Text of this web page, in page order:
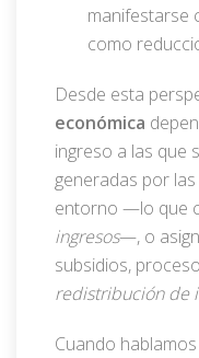
manifestarse
como
Desde esta
económica
ingreso a las que
generadas por
entorno —lo que
ingresos—, o
subsidios,
redistribución de
Cuando